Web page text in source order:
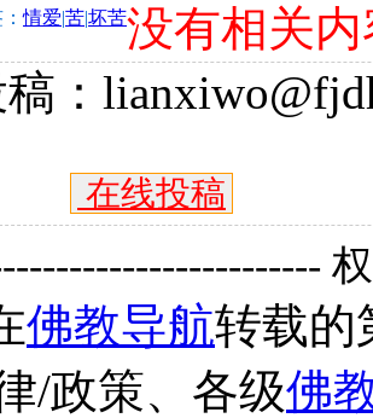
：情爱|苦|坏苦没有相关内
：
在线投稿
佛教导航转载的
/政策、各级佛